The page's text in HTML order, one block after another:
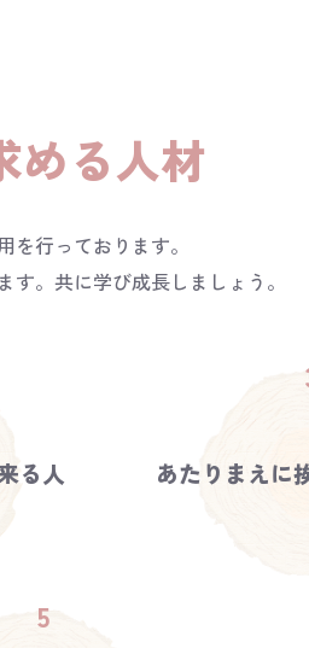
める人材
行っております。
。共に学び成長しましょう。
る人 あたりまえに